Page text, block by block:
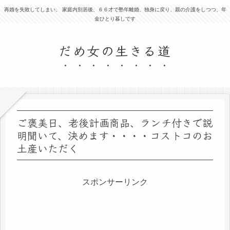
再婚を失敗してしまい、 家庭内別居後、６６才で塾年離婚、独身に戻り、親の介護をしつつ、年
金ひとり暮しです
だめ女の生きる道
ご褒美日、老後計画商品、ランチ付きで説
明聞いて、決めます・・・・コストコのお
土産いただく
スポンサーリンク